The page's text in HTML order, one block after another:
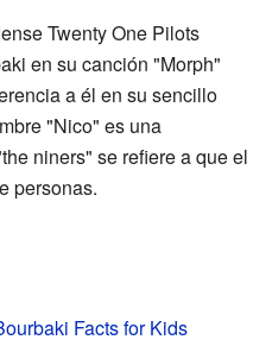
Twenty One Pilots
en su canción "Morph"
a él en su sencillo
"Nico" es una
niners" se refiere a que el
personas.
Facts for Kids